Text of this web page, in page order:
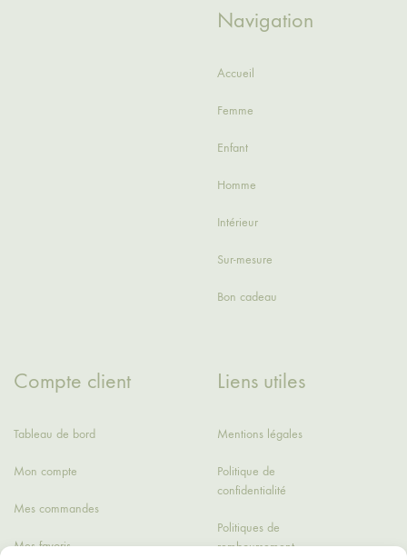
Navigation
Accueil
Femme
Enfant
Homme
Intérieur
Sur-mesure
Bon cadeau
Compte client
Tableau de bord
Mon compte
Mes commandes
Mes favoris
Liens utiles
Mentions légales
Politique de
confidentialité
Politiques de
remboursement